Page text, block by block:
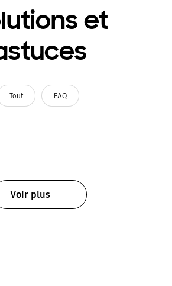
et
Tout FAQ
Voir plus